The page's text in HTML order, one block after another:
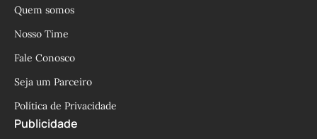
Quem somos
Nosso Time
Fale Conosco
Seja um Parceiro
Política de Privacidade
Publicidade